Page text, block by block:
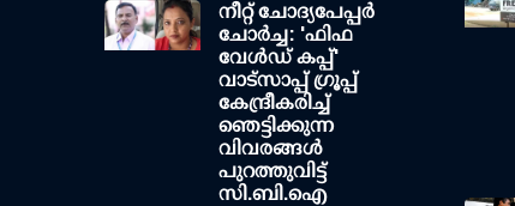
നീറ്റ് ചോദ്യപേപ്പര്‍
ചോര്‍ച്ച: 'ഫിഫ
വേള്‍ഡ് കപ്പ്'
വാട്സാപ്പ് ഗ്രൂപ്പ്
കേന്ദ്രീകരിച്ച്
ഞെട്ടിക്കുന്ന
വിവരങ്ങള്‍
പുറത്തുവിട്ട്
സി.ബി.ഐ